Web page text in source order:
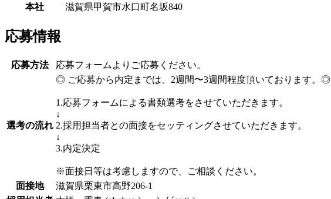
本社
滋賀県甲賀市水口町名坂840
応募情報
応募方法 応募フォームよりご応募ください。
選考の流れ
◎ ご応募から内定までは、2週間〜3週間程度頂いております。◎
1.応募フォームによる書類選考をさせていただきます。
↓
2.採用担当者との面接をセッティングさせていただきます。
↓
3.内定決定
※面接日等は考慮しますので、ご相談ください。
面接地
滋賀県栗東市高野206-1